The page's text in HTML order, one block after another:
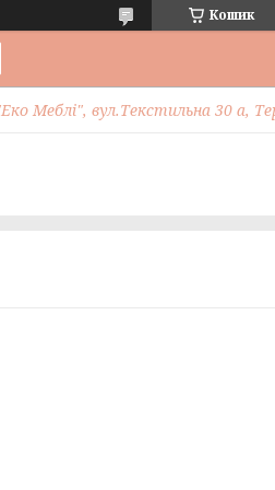
Кошик
Меблі", вул.Текстильна 30 а,